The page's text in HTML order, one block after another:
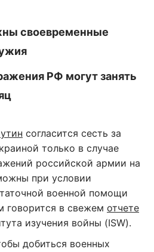
своевременные
РФ могут занять
согласится сесть за
только в случае
российской армии на
при условии
военной помощи
говорится в свежем отчете
изучения войны (ISW).
добиться военных